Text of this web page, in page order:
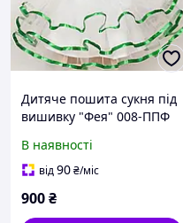
Дитяче пошита сукня під
вишивку "Фея" 008-ППФ
В наявності
від90₴/міс
900₴